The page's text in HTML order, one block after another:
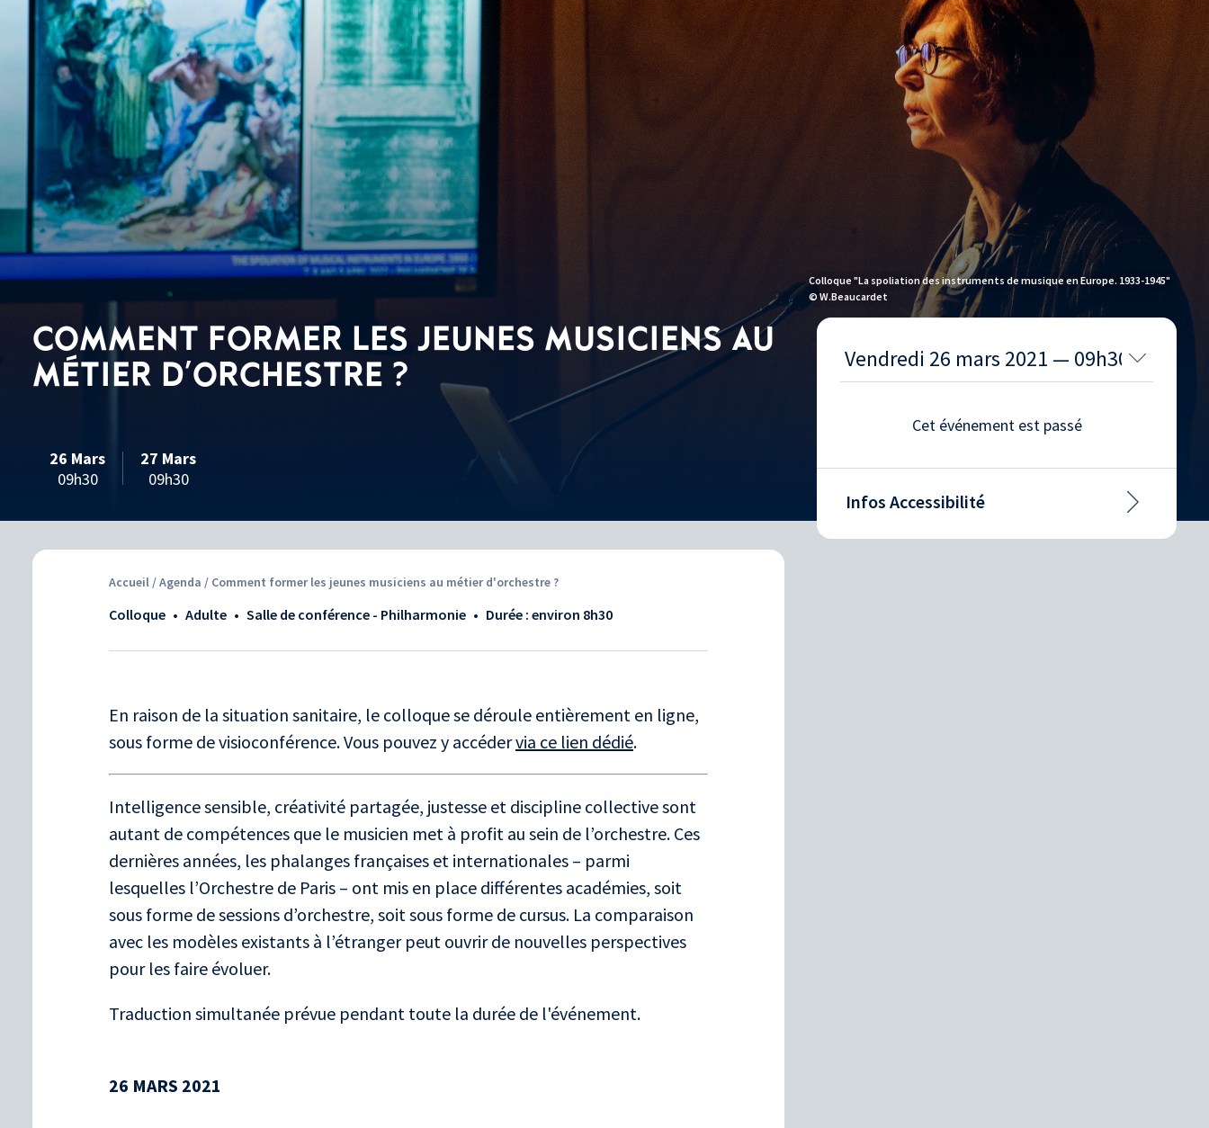
Colloque "La spoliation des instruments de musique en Europe. 1933-1945"
© W.Beaucardet
COMMENT FORMER LES JEUNES MUSICIENS AU
MÉTIER D'ORCHESTRE ?
26 Mars
09h30
27 Mars
09h30
Accueil /Agenda / Comment former les jeunes musiciens au métier d'orchestre ?
Colloque • adulte • Salle de conférence - Philharmonie • Durée : environ 8h30
En raison de la situation sanitaire, le colloque se déroule entièrement en ligne,
sous forme de visioconférence. Vous pouvez y accédervia ce lien dédié.
Intelligence sensible, créativité partagée, justesse et discipline collective sont
autant de compétences que le musicien met à profit au sein de l’orchestre. Ces
dernières années, les phalanges françaises et internationales – parmi
lesquelles l’Orchestre de Paris – ont mis en place différentes académies, soit
sous forme de sessions d’orchestre, soit sous forme de cursus. La comparaison
avec les modèles existants à l’étranger peut ouvrir de nouvelles perspectives
pour les faire évoluer.
Traduction simultanée prévue pendant toute la durée de l'événement.
26 MARS 2021
Cet événement est passé
Infos Accessibilité